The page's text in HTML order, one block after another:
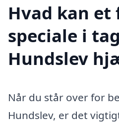
Hvad kan et
speciale i
Hundslev
Når du står over for
Hundslev, er det